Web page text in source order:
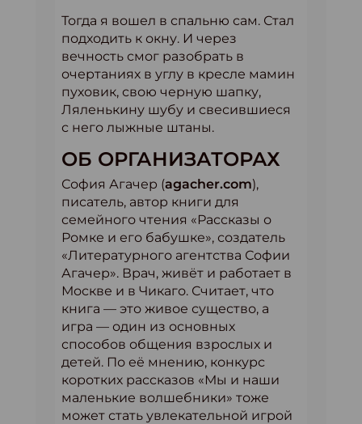
Тогда я вошел в спальню сам. Стал
подходить к окну. И через
вечность смог разобрать в
очертаниях в углу в кресле мамин
пуховик, свою черную шапку,
Ляленькину шубу и свесившиеся
с него лыжные штаны.
ОБ ОРГАНИЗАТОРАХ
София Агачер (agacher.com),
писатель, автор книги для
семейного чтения «Рассказы о
Ромке и его бабушке», создатель
«Литературного агентства Софии
Агачер». Врач, живёт и работает в
Москве и в Чикаго. Считает, что
книга — это живое существо, а
игра — один из основных
способов общения взрослых и
детей. По её мнению, конкурс
коротких рассказов «Мы и наши
маленькие волшебники» тоже
может стать увлекательной игрой